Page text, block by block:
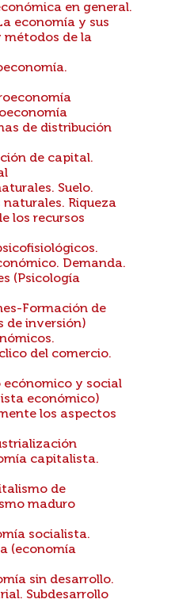
en general.
economía y sus
métodos de la
de distribución
de capital.
Suelo.
Riqueza
los recursos
Demanda.
(Psicología
Formación de
de inversión)
del comercio.
ecónomico y social
económico)
los aspectos
capitalista.
de
maduro
socialista.
(economía
sin desarrollo.
Subdesarrollo